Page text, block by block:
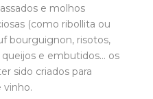
e molhos
(como ribollita ou
bourguignon, risotos,
queijos e embutidos… os
sido criados para
vinho.